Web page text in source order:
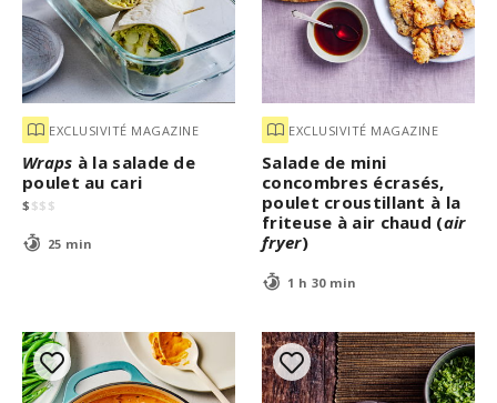
EXCLUSIVITÉ MAGAZINE
Wraps à la salade de
poulet au cari
$ $$ $
25 min
EXCLUSIVITÉ MAGAZINE
Salade de mini
concombres écrasés,
poulet croustillant à la
friteuse à air chaud (air
fryer)
1 h 30 min